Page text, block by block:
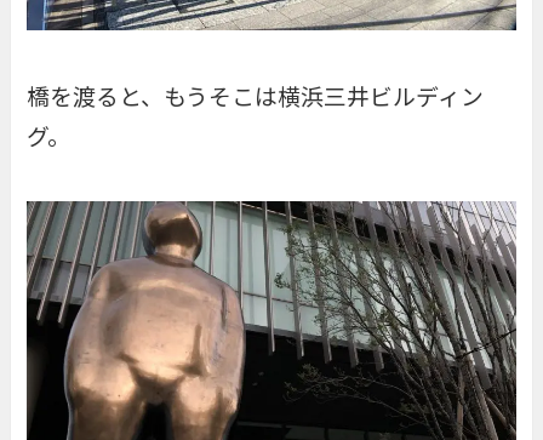
橋を渡ると、もうそこは横浜三井ビルディン
グ。